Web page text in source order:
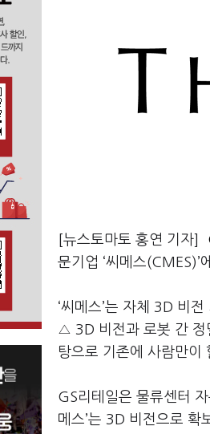
[뉴스토마토 홍연 기자]
문기업 ‘씨메스
‘씨메스’는 자체 3D 비
△ 3D 비전과 로봇 간 정
탕으로 기존에 사람만이
GS리테일은 물류센터
메스’는 3D 비전으로 확